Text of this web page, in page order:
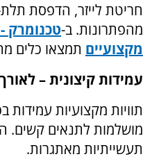
חריטת לייזר, הדפסת
מהפתרונות. ב-טכנומרק
מקצועיים תמצאו כלים
עמידות קיצונית –
תוויות מקצועיות
מושלמות לתנאים קשים.
תעשייתיות מאתגרות.